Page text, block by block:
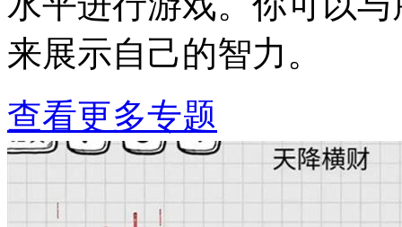
来展示自己的智力。
查看更多专题